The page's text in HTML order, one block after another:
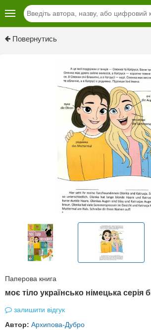
Повернутись
Паперова книга
моє тіло українсько німецька серія
залишити відгук
Автор: Архипова-Дубро